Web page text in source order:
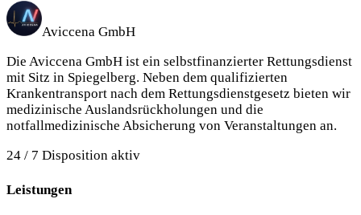
Aviccena GmbH
Die Aviccena GmbH ist ein selbstfinanzierter Rettungsdienst
mit Sitz in Spiegelberg. Neben dem qualifizierten
Krankentransport nach dem Rettungsdienstgesetz bieten wir
medizinische Auslandsrückholungen und die
notfallmedizinische Absicherung von Veranstaltungen an.
24 / 7 Disposition aktiv
Leistungen